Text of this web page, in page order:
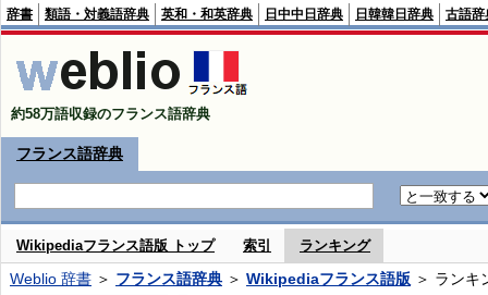
辞書 類語・対義語辞典 英和・和英辞典 日中中日辞典 日韓韓日辞典 古語辞
約58万語収録のフランス語辞典
フランス語辞典
Wikipediaフランス語版 トップ 索引 ランキング
Weblio 辞書 ＞ フランス語辞典 ＞ Wikipediaフランス語版 ＞ ランキ